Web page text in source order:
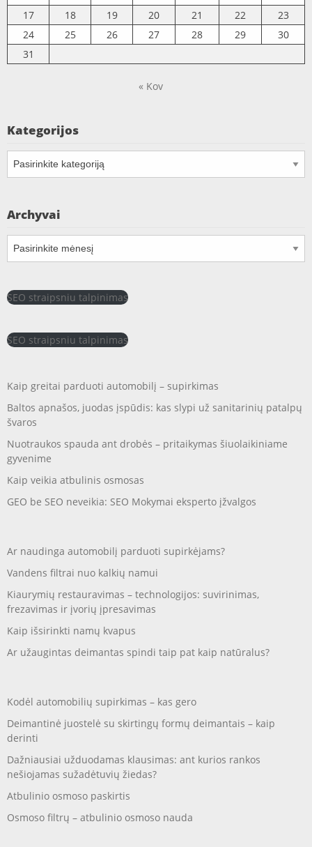
17
18 19 20 21 22
23
24
25 26 27 28 29
30
31
« Kov
Kategorijos
Kategorijos
Archyvai
Archyvai
SEO straipsniu talpinimas
SEO straipsniu talpinimas
Kaip greitai parduoti automobilį – supirkimas
Baltos apnašos, juodas įspūdis: kas slypi už sanitarinių patalpų
švaros
Nuotraukos spauda ant drobės – pritaikymas šiuolaikiniame
gyvenime
Kaip veikia atbulinis osmosas
GEO be SEO neveikia: SEO Mokymai eksperto įžvalgos
Ar naudinga automobilį parduoti supirkėjams?
Vandens filtrai nuo kalkių namui
Kiaurymių restauravimas – technologijos: suvirinimas,
frezavimas ir įvorių įpresavimas
Kaip išsirinkti namų kvapus
Ar užaugintas deimantas spindi taip pat kaip natūralus?
Kodėl automobilių supirkimas – kas gero
Deimantinė juostelė su skirtingų formų deimantais – kaip
derinti
Dažniausiai užduodamas klausimas: ant kurios rankos
nešiojamas sužadėtuvių žiedas?
Atbulinio osmoso paskirtis
Osmoso filtrų – atbulinio osmoso nauda